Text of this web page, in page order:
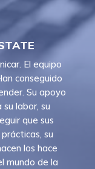
El equipo
conseguido
Su apoyo
labor, su
que sus
su
los hace
mundo de la